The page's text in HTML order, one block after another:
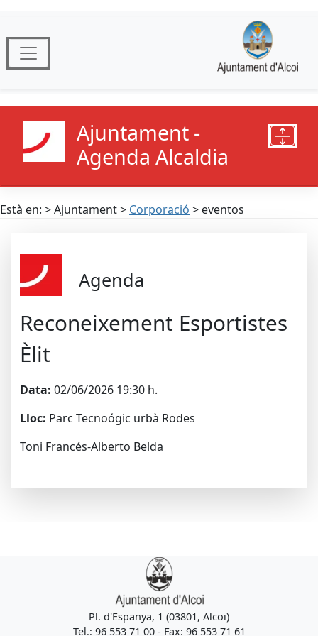
Ajuntament -
Agenda Alcaldia
Està en: > Ajuntament > Corporació > eventos
Agenda
Reconeixement Esportistes
Èlit
Data: 02/06/2026 19:30 h.
Lloc: Parc Tecnoógic urbà Rodes
Toni Francés-Alberto Belda
Pl. d'Espanya, 1 (03801, Alcoi)
Tel.: 96 553 71 00 - Fax: 96 553 71 61